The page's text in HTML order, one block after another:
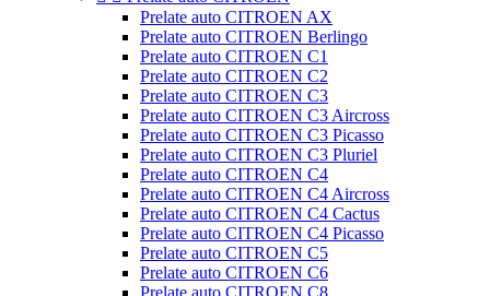
Prelate auto CITROEN AX
Prelate auto CITROEN Berlingo
Prelate auto CITROEN C1
Prelate auto CITROEN C2
Prelate auto CITROEN C3
Prelate auto CITROEN C3 Aircross
Prelate auto CITROEN C3 Picasso
Prelate auto CITROEN C3 Pluriel
Prelate auto CITROEN C4
Prelate auto CITROEN C4 Aircross
Prelate auto CITROEN C4 Cactus
Prelate auto CITROEN C4 Picasso
Prelate auto CITROEN C5
Prelate auto CITROEN C6
Prelate auto CITROEN C8